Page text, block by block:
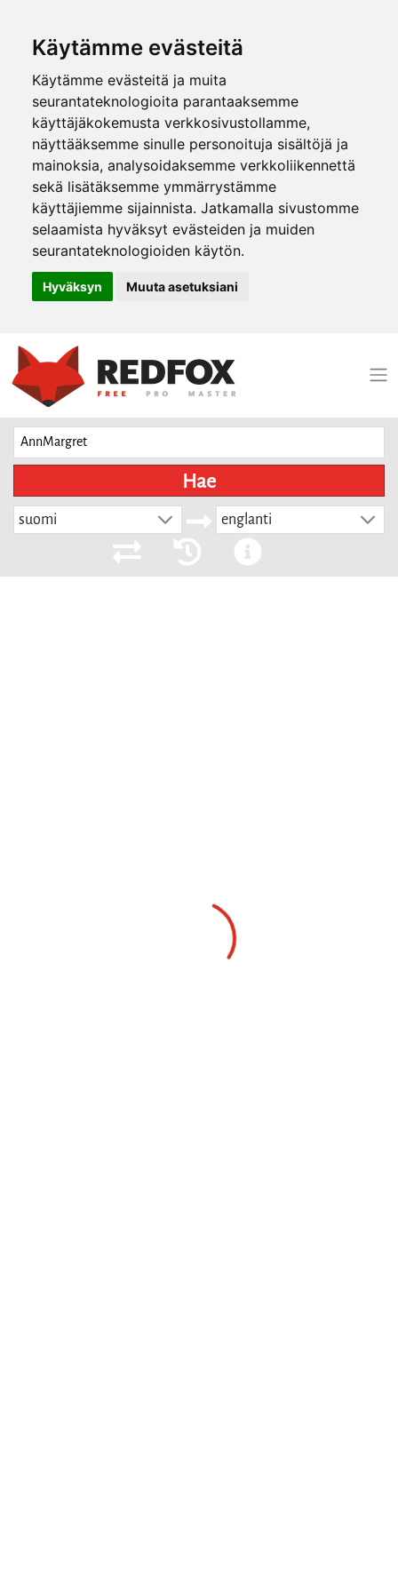
Käytämme evästeitä
Käytämme evästeitä ja muita
seurantateknologioita parantaaksemme
käyttäjäkokemusta verkkosivustollamme,
näyttääksemme sinulle personoituja sisältöjä ja
mainoksia, analysoidaksemme verkkoliikennettä
sekä lisätäksemme ymmärrystämme
käyttäjiemme sijainnista. Jatkamalla sivustomme
selaamista hyväksyt evästeiden ja muiden
seurantateknologioiden käytön.
Hyväksyn Muuta asetuksiani
Hae
suomi englanti